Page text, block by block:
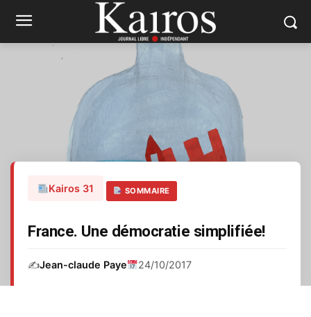
Kairos 31 SOMMAIRE
France. Une démocratie simplifiée!
✍️Jean-claude Paye 24/10/2017